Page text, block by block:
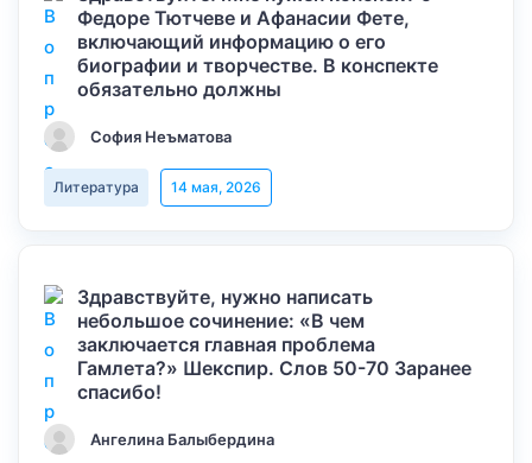
Федоре Тютчеве и Афанасии Фете,
включающий информацию о его
биографии и творчестве. В конспекте
обязательно должны
София Неъматова
Литература 14 мая, 2026
Здравствуйте, нужно написать
небольшое сочинение: «В чем
заключается главная проблема
Гамлета?» Шекспир. Слов 50-70 Заранее
спасибо!
Ангелина Балыбердина